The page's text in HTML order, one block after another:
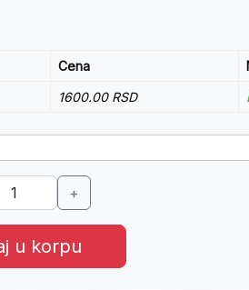
Cena
1600.00 RSD
+
u korpu